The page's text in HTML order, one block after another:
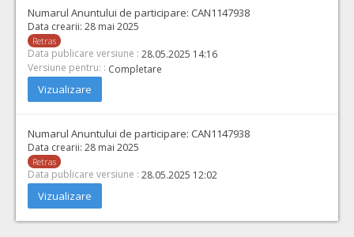
Numarul Anuntului de participare: CAN1147938
Data crearii: 28 mai 2025
Retras
Data publicare versiune : 28.05.2025 14:16
Versiune pentru: : Completare
Vizualizare
Numarul Anuntului de participare: CAN1147938
Data crearii: 28 mai 2025
Retras
Data publicare versiune : 28.05.2025 12:02
Vizualizare